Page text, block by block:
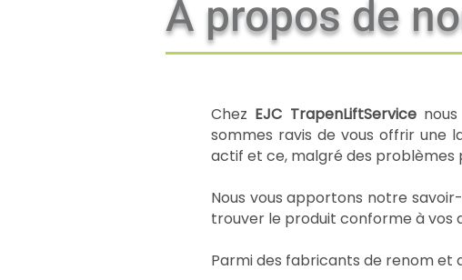
À propos de
Chez EJC TrapenLiftServicenous
sommes ravis de vous offrir une
actif et ce, malgré des problèmes
Nous vous apportons notre
trouver le produit conforme à vos
Parmi des fabricants de renom et